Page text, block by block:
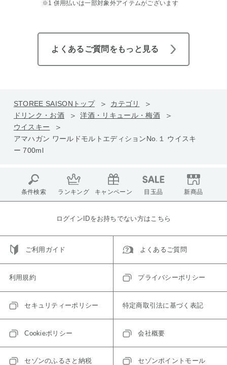
※1 併用払いは一部対象外アイテムがございます
よくあるご質問をもっと見る
STOREE SAISONトップ
カテゴリ
ドリンク・お酒
洋酒・リキュール・梅酒
ウイスキー
アマハガン ワールドモルトエディションNo.１ ウイスキ
ー 700ml
条件検索 ランキング キャンペーン 目玉品 新商品
ログインIDをお持ちでない方はこちら
ご利用ガイド よくあるご質問
利用規約 プライバシーポリシー
セキュリティーポリシー 特定商取引法に基づく表記
Cookieポリシー 会社概要
セゾンのふるさと納税 セゾンポイントモール